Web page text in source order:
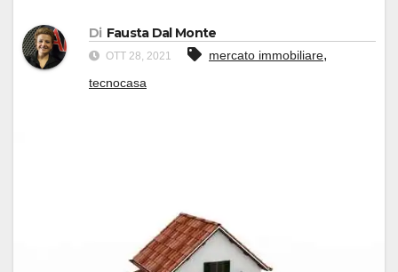
Di Fausta Dal Monte
OTT 28, 2021 mercato immobiliare,
tecnocasa